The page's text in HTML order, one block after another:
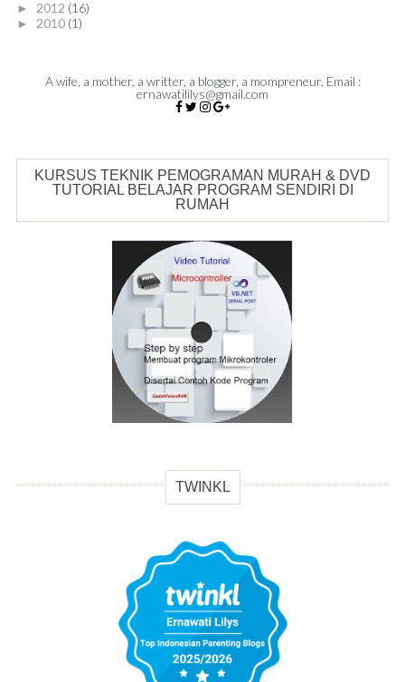
► 2012 (16)
► 2010 (1)
A wife, a mother, a writter, a blogger, a mompreneur. Email :
ernawatililys@gmail.com
KURSUS TEKNIK PEMOGRAMAN MURAH & DVD
TUTORIAL BELAJAR PROGRAM SENDIRI DI
RUMAH
TWINKL